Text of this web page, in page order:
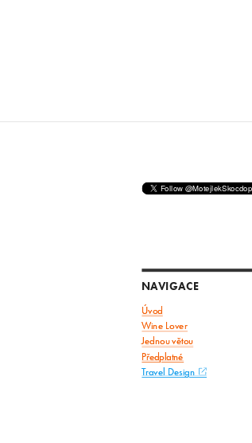
NAVIGACE
Úvod
Wine Lover
Jednou větou
Předplatné
Travel Design